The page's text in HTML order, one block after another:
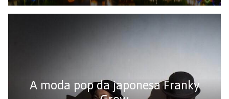
A moda pop da japonesa Franky